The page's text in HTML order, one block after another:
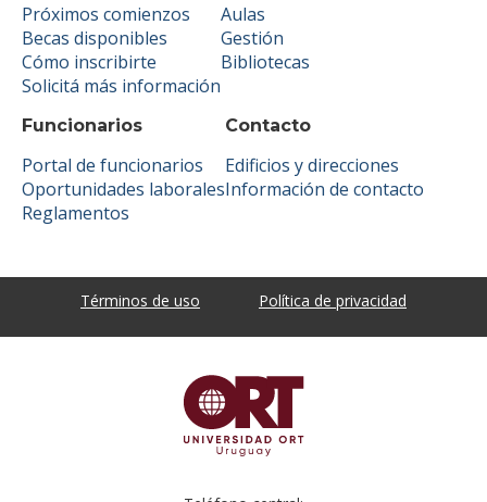
Próximos comienzos
Becas disponibles
Cómo inscribirte
Solicitá más información
Aulas
Gestión
Bibliotecas
Funcionarios
Portal de funcionarios
Oportunidades laborales
Reglamentos
Contacto
Edificios y direcciones
Información de contacto
Términos de uso Política de privacidad